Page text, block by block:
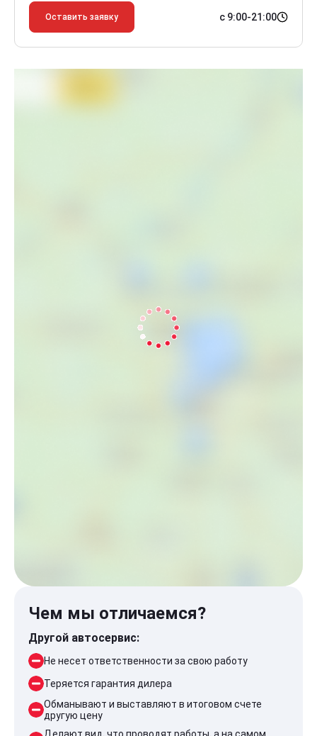
Оставить заявку с 9:00-21:00
Чем мы отличаемся?
Другой автосервис:
Не несет ответственности за свою работу
Теряется гарантия дилера
Обманывают и выставляют в итоговом счете
другую цену